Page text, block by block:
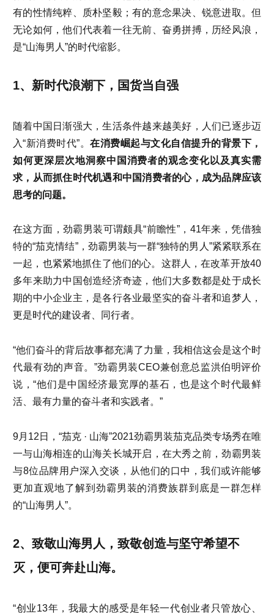
有的性情纯粹、质朴坚毅；有的意念果决、锐意进取。但
无论如何，他们代表着一往无前、奋勇拼搏，历经风浪，
是“山海男人”的时代缩影。
1、新时代浪潮下，国货当自强
随着中国日渐强大，生活条件越来越美好，人们已逐步迈
入“新消费时代”。在消费崛起与文化自信提升的背景下，
如何更深层次地洞察中国消费者的观念变化以及真实需
求，从而抓住时代机遇和中国消费者的心，成为品牌应该
思考的问题。
在这方面，劲霸男装可谓颇具“前瞻性”，41年来，凭借独
特的“茄克情结”，劲霸男装与一群“独特的男人”紧紧联系在
一起，也紧紧地抓住了他们的心。这群人，在改革开放40
多年来助力中国创造经济奇迹，他们大多数都是处于成长
期的中小企业主，是各行各业最坚实的奋斗者和追梦人，
更是时代的建设者、同行者。
“他们奋斗的背后故事都充满了力量，我相信这会是这个时
代最有劲的声音。”劲霸男装CEO兼创意总监洪伯明评价
说，“他们是中国经济最宽厚的基石，也是这个时代最鲜
活、最有力量的奋斗者和实践者。”
9月12日，“茄克 · 山海”2021劲霸男装茄克品类专场秀在唯
一与山海相连的山海关长城开启，在大秀之前，劲霸男装
与8位品牌用户深入交谈，从他们的口中，我们或许能够
更加直观地了解到劲霸男装的消费族群到底是一群怎样
的“山海男人”。
2、致敬山海男人，致敬创造与坚守希望不
灭，便可奔赴山海。
“创业13年，我最大的感受是年轻一代创业者只管放心、